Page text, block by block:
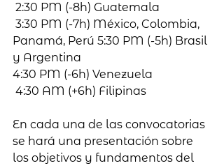
2:30 PM (-8h) Guatemala
Panamá, Perú 5:30 PM (-5h) Brasil
y Argentina
4:30 PM (-6h) Venezuela
4:30 AM (+6h) Filipinas
En cada una de las convocatorias
se hará una presentación sobre
los objetivos y fundamentos del